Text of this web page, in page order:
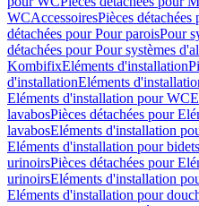
WCAccessoiresPièces détachées
détachées pour Pour paroisPour
détachées pour Pour systèmes
KombifixEléments d'installation
d'installationEléments
Eléments d'installation pour WC
lavabosPièces détachées pour
lavabosEléments d'installation
Eléments d'installation pour bidets
urinoirsPièces détachées pour
urinoirsEléments d'installation
Eléments d'installation pour